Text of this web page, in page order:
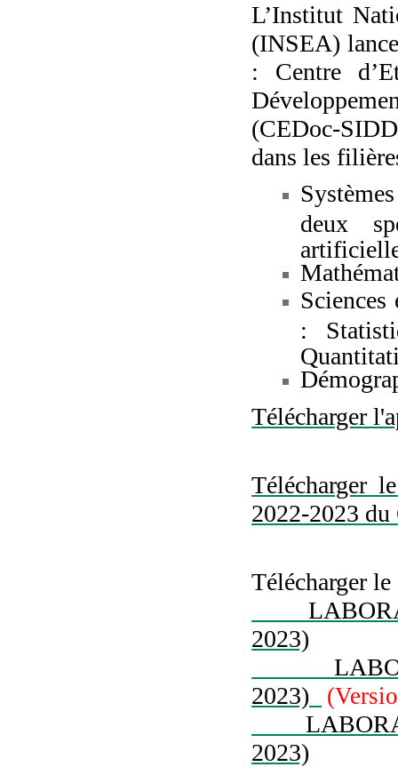
L’Institut
(INSEA)
: Centre
(CEDoc-
dans les
deux
:
Télécharger
Télécharger
2022-2023
Télécharger
2023)
2023)
2023)